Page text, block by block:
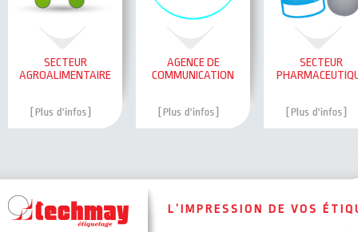
SECTEUR
AGROALIMENTAIRE
AGENCE DE
COMMUNICATION
SECTEUR
L’IMPRESSION DE VOS